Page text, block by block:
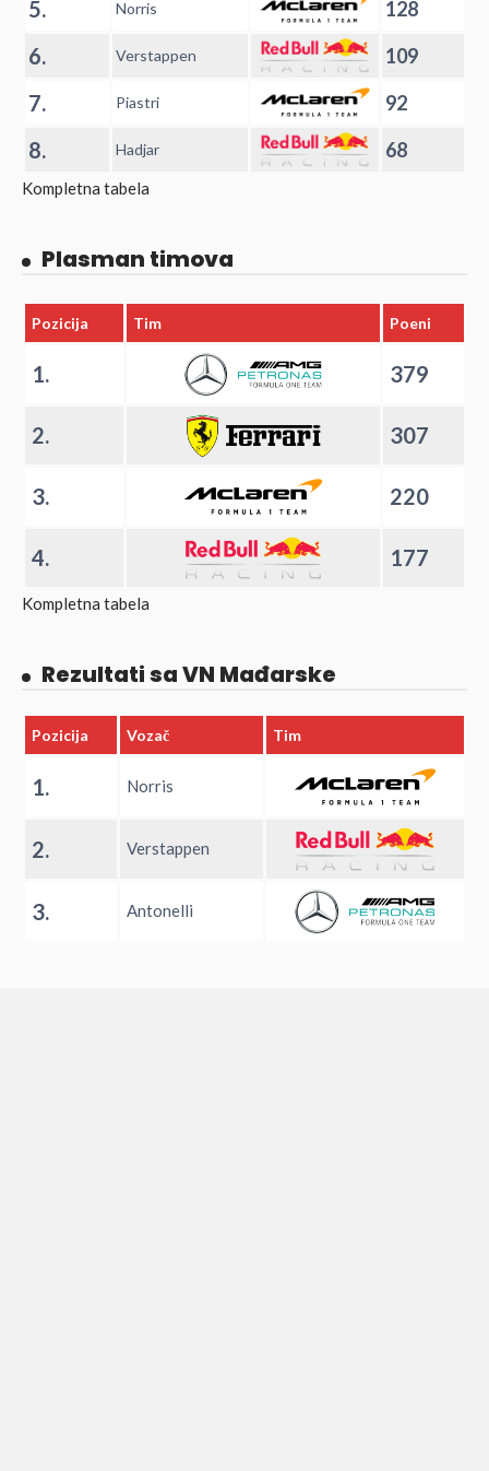
5. Norris 128
6. Verstappen 109
7. Piastri 92
8. Hadjar 68
Kompletna tabela
Plasman timova
Pozicija Tim Poeni
1. 379
2. 307
3. 220
4. 177
Kompletna tabela
Rezultati sa VN Mađarske
Pozicija Vozač Tim
1. Norris
2. Verstappen
3. Antonelli